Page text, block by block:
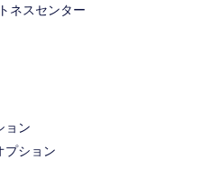
ネスセンター
ョン
プション